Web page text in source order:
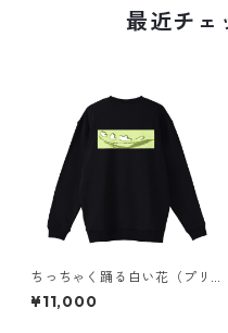
最近チェ
ちっちゃく踊る白い花（プリ
ント）スウェット
¥11,000